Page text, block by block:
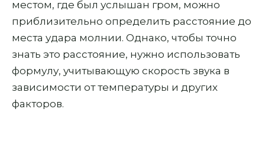
местом, где был услышан гром, можно
приблизительно определить расстояние до
места удара молнии. Однако, чтобы точно
знать это расстояние, нужно использовать
формулу, учитывающую скорость звука в
зависимости от температуры и других
факторов.